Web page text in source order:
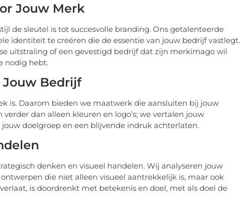
Jouw Merk
de sleutel is tot succesvolle branding. Ons getalenteerde
identiteit te creëren die de essentie van jouw bedrijf vastlegt.
uitstraling of een gevestigd bedrijf dat zijn merkimago wil
nodig hebt.
Bedrijf
is. Daarom bieden we maatwerk die aansluiten bij jouw
dan alleen kleuren en logo’s; we vertalen jouw
doelgroep en een blijvende indruk achterlaten.
denken en visueel handelen. Wij analyseren jouw
die niet alleen visueel aantrekkelijk is, maar ook
is doordrenkt met betekenis en doel, met als doel de